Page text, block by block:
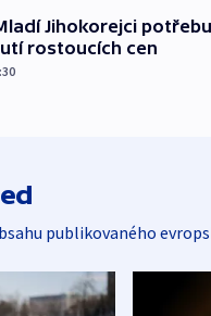
Jihokorejci
rostoucích cen
publikovaného